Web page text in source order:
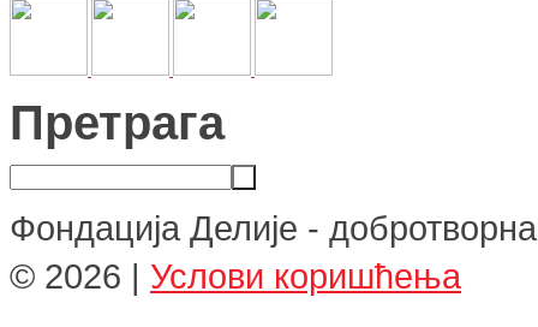
Претрага
Фондација Делије -
© 2026 | Услови коришћења